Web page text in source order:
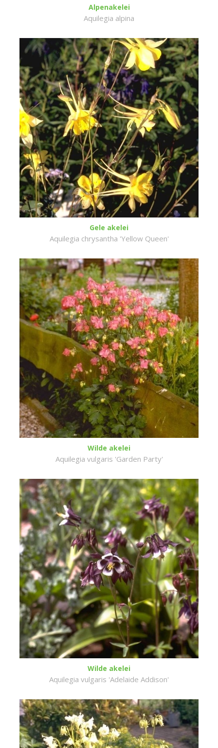
Alpenakelei
Aquilegia alpina
Gele akelei
Aquilegia chrysantha 'Yellow Queen'
Wilde akelei
Aquilegia vulgaris 'Garden Party'
Wilde akelei
Aquilegia vulgaris 'Adelaide Addison'